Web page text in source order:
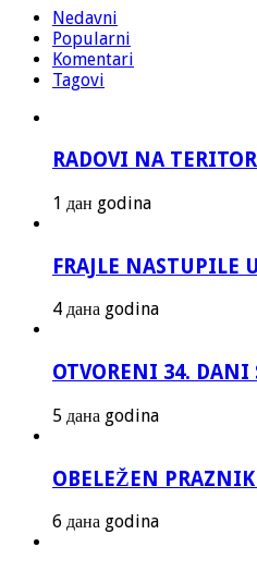
Nedavni
Popularni
Komentari
Tagovi
RADOVI NA
1 дан godina
FRAJLE NASTUPILE
4 дана godina
OTVORENI 34. DANI
5 дана godina
OBELEŽEN
6 дана godina